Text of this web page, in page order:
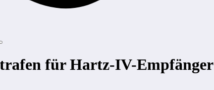
für Hartz-IV-Empfänger